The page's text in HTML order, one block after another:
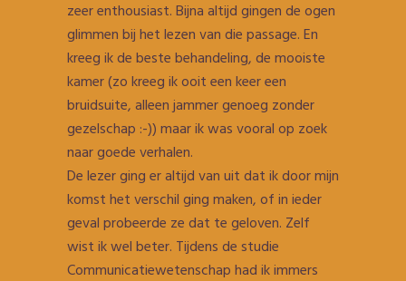
zeer enthousiast. Bijna altijd gingen de ogen
glimmen bij het lezen van die passage. En
kreeg ik de beste behandeling, de mooiste
kamer (zo kreeg ik ooit een keer een
bruidsuite, alleen jammer genoeg zonder
gezelschap :-)) maar ik was vooral op zoek
naar goede verhalen.
De lezer ging er altijd van uit dat ik door mijn
komst het verschil ging maken, of in ieder
geval probeerde ze dat te geloven. Zelf
wist ik wel beter. Tijdens de studie
Communicatiewetenschap had ik immers